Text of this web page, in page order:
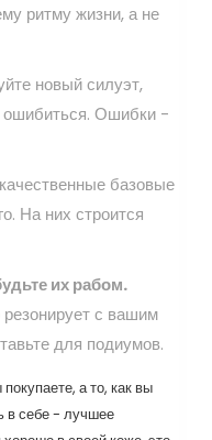
ритму жизни, а не
новый силуэт,
ошибиться. Ошибки -
базовые
На них строится
их рабом.
с вашим
для подиумов.
а то, как вы
в себе - лучшее